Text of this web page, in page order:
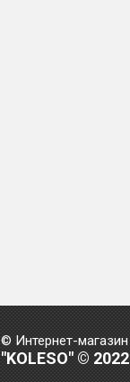
© Интернет-магазин
"KOLESO" © 2022